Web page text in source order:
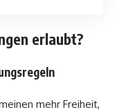
erlaubt?
mehr Freiheit,